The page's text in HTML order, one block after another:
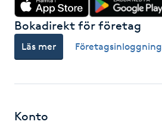
Navelpiercing
O
Bokadirekt för företag
Läs mer Företagsinloggning
Konto